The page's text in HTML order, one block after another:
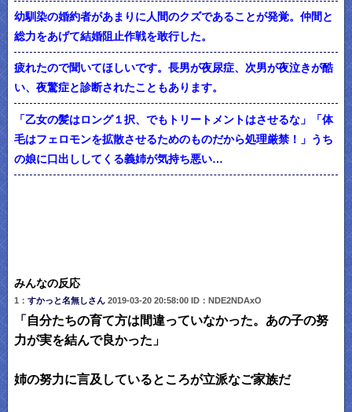
幼馴染の婚約者があまりに人間のクズであることが発覚。仲間と
総力をあげて結婚阻止作戦を敢行した。
疲れたので聞いてほしいです。長男が夜尿症、次男が夜泣きが酷
い、夜驚症と診断されたこともあります。
「乙女の髪はロング１択、でもトリートメントはさせるな」「体
毛はフェロモンを拡散させるためのものだから処理厳禁！」うち
の娘に口出ししてくる義姉が気持ち悪い…
みんなの反応
1： すかっと名無しさん 2019-03-20 20:58:00 ID：NDE2NDAxO
「自分たちの育て方は間違っていなかった。あの子の努
力が実を結んで良かった」
姉の努力に言及しているところが立派なご家族だ